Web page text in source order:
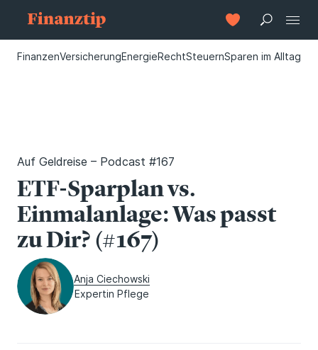
FinanzenVersicherungEnergieRechtSteuernSparen im Alltag
Auf Geldreise – Podcast #167
ETF-Sparplan vs.
Einmalanlage: Was passt
zu Dir? (#167)
Anja Ciechowski
Expertin Pflege